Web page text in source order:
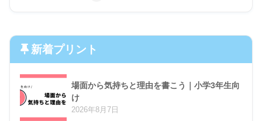
新着プリント
場面から気持ちと理由を書こう｜小学3年生向
け
2026年8月7日